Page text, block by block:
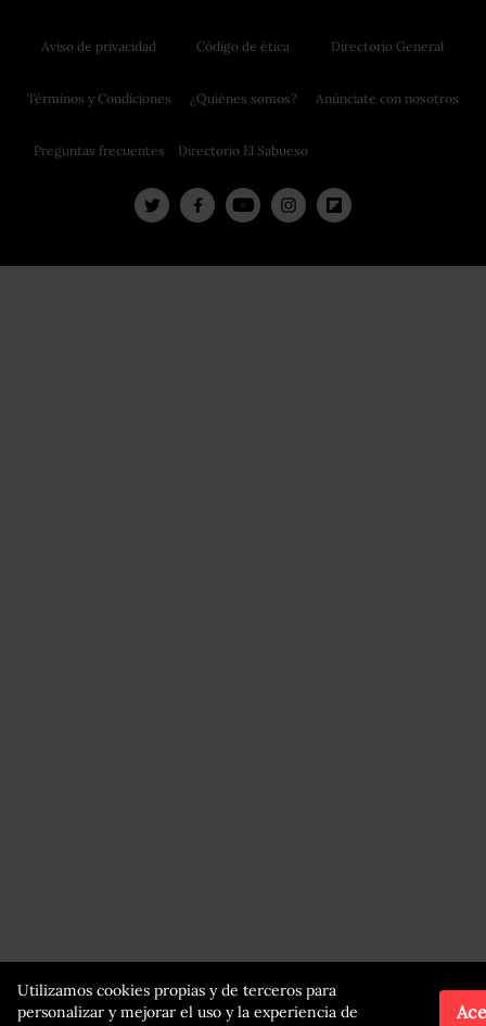
Utilizamos cookies propias y de terceros para
personalizar y mejorar el uso y la experiencia de
Aviso de privacidad
Términos y Condiciones
Preguntas frecuentes
Código de ética
¿Quiénes somos?
Directorio El Sabueso
Directorio General
Anúnciate con nosotros